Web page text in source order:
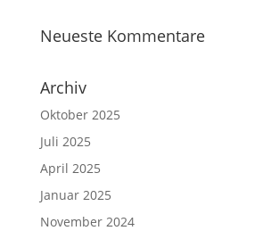
Neueste Kommentare
Archiv
Oktober 2025
Juli 2025
April 2025
Januar 2025
November 2024